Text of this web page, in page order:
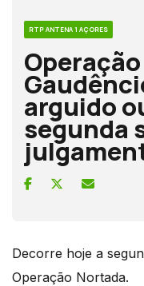
RTP ANTENA 1 AÇORES
arguido
segunda
Decorre hoje a
Operação Nortada.